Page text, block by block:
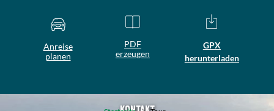
Anreise
planen
PDF
erzeugen
GPX
herunterladen